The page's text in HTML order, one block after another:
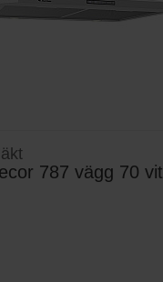
787 vägg 70 vit